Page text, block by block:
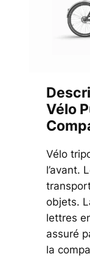
Vélo
Vélo
l’avant.
objets.
lettres
assuré
la